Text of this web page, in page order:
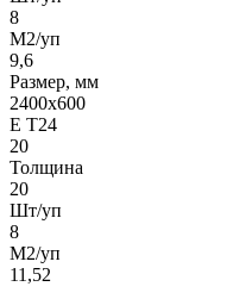
8
М2/уп
9,6
Размер, мм
2400х600
Е Т24
20
Толщина
20
Шт/уп
8
М2/уп
11,52